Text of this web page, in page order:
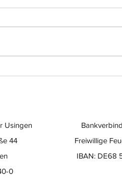
Freiwillige
IBAN: DE68
Usingen
44
0